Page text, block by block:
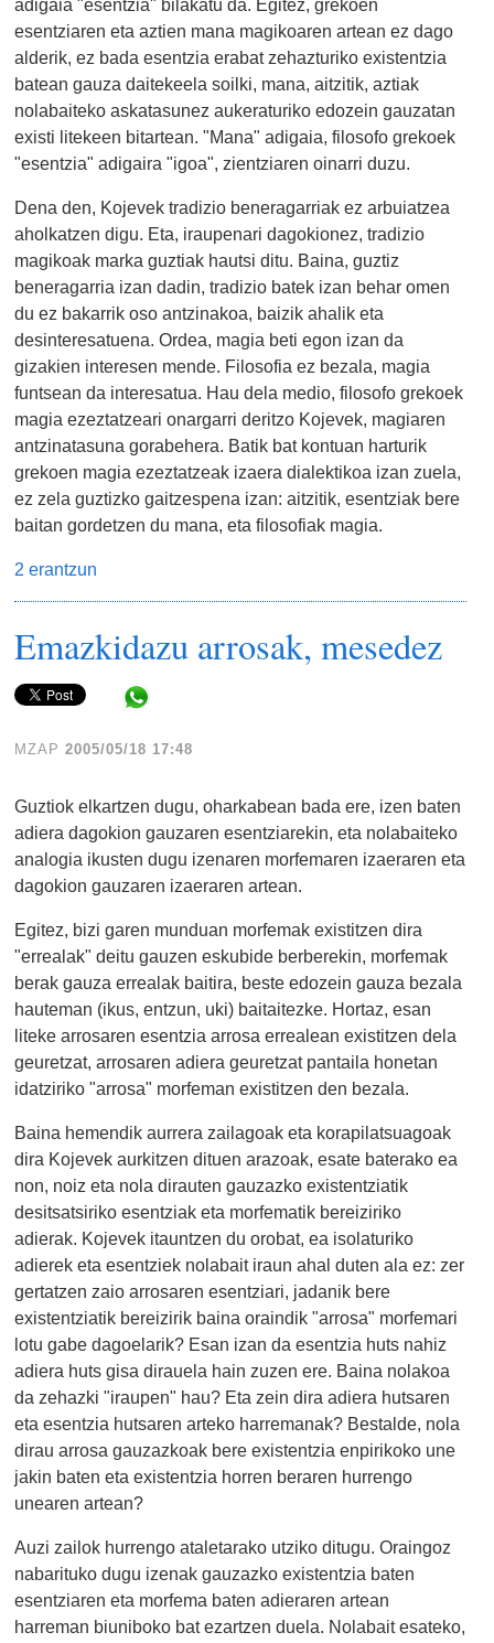
adigaia "esentzia" bilakatu da. Egitez, grekoen
esentziaren eta aztien mana magikoaren artean ez dago
alderik, ez bada esentzia erabat zehazturiko existentzia
batean gauza daitekeela soilki, mana, aitzitik, aztiak
nolabaiteko askatasunez aukeraturiko edozein gauzatan
existi litekeen bitartean. "Mana" adigaia, filosofo grekoek
"esentzia" adigaira "igoa", zientziaren oinarri duzu.
Dena den, Kojevek tradizio beneragarriak ez arbuiatzea
aholkatzen digu. Eta, iraupenari dagokionez, tradizio
magikoak marka guztiak hautsi ditu. Baina, guztiz
beneragarria izan dadin, tradizio batek izan behar omen
du ez bakarrik oso antzinakoa, baizik ahalik eta
desinteresatuena. Ordea, magia beti egon izan da
gizakien interesen mende. Filosofia ez bezala, magia
funtsean da interesatua. Hau dela medio, filosofo grekoek
magia ezeztatzeari onargarri deritzo Kojevek, magiaren
antzinatasuna gorabehera. Batik bat kontuan harturik
grekoen magia ezeztatzeak izaera dialektikoa izan zuela,
ez zela guztizko gaitzespena izan: aitzitik, esentziak bere
baitan gordetzen du mana, eta filosofiak magia.
2 erantzun
Emazkidazu arrosak, mesedez
MZAP 2005/05/18 17:48
Guztiok elkartzen dugu, oharkabean bada ere, izen baten
adiera dagokion gauzaren esentziarekin, eta nolabaiteko
analogia ikusten dugu izenaren morfemaren izaeraren eta
dagokion gauzaren izaeraren artean.
Egitez, bizi garen munduan morfemak existitzen dira
"errealak" deitu gauzen eskubide berberekin, morfemak
berak gauza errealak baitira, beste edozein gauza bezala
hauteman (ikus, entzun, uki) baitaitezke. Hortaz, esan
liteke arrosaren esentzia arrosa errealean existitzen dela
geuretzat, arrosaren adiera geuretzat pantaila honetan
idatziriko "arrosa" morfeman existitzen den bezala.
Baina hemendik aurrera zailagoak eta korapilatsuagoak
dira Kojevek aurkitzen dituen arazoak, esate baterako ea
non, noiz eta nola dirauten gauzazko existentziatik
desitsatsiriko esentziak eta morfematik bereiziriko
adierak. Kojevek itauntzen du orobat, ea isolaturiko
adierek eta esentziek nolabait iraun ahal duten ala ez: zer
gertatzen zaio arrosaren esentziari, jadanik bere
existentziatik bereizirik baina oraindik "arrosa" morfemari
lotu gabe dagoelarik? Esan izan da esentzia huts nahiz
adiera huts gisa dirauela hain zuzen ere. Baina nolakoa
da zehazki "iraupen" hau? Eta zein dira adiera hutsaren
eta esentzia hutsaren arteko harremanak? Bestalde, nola
dirau arrosa gauzazkoak bere existentzia enpirikoko une
jakin baten eta existentzia horren beraren hurrengo
unearen artean?
Auzi zailok hurrengo ataletarako utziko ditugu. Oraingoz
nabarituko dugu izenak gauzazko existentzia baten
esentziaren eta morfema baten adieraren artean
harreman biuniboko bat ezartzen duela. Nolabait esateko,